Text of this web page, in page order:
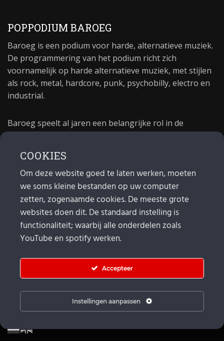
POPPODIUM BAROEG
Baroeg is een podium voor harde, alternatieve muziek.
De programmering van het podium richt zich
voornamelijk op harde alternatieve muziek, met stijlen
als rock, metal, hardcore, punk, psychobilly, electro en
industrial.
Baroeg speelt al jaren een belangrijke rol in de
culturele sector van Rotterdam. In 1981 begon Baroeg
poppodium 40 jaar.
MAIL
Algemeen: info@baroeg.nl
Bands & boeking: leon@baroeg.nl
Promotie & publiciteit: francis@baroeg.nl
COOKIES
Om deze website goed te laten werken, moeten
we soms kleine bestanden op uw computer
zetten, zogenaamde cookies. De meeste grote
websites doen dit. De standaard instelling is
functionaliteit; waarbij alle onderdelen zoals
YouTube en spotify werken.
Accepteer
Instellingen aanpassen